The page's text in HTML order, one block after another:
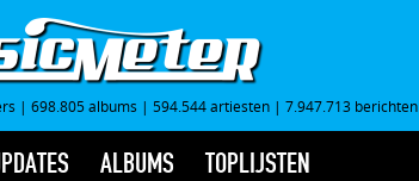
| 698.805 albums | 594.544 artiesten | 7.947.713 berichten
ALBUMS TOPLIJSTEN